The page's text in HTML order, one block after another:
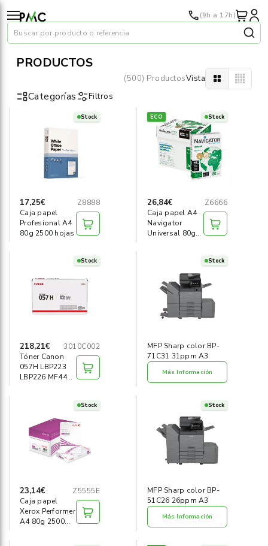
Papel ›
Material oficina ›
Tinta y tóner
Informática
Mobiliario ›
Seguridad ›
(9h a 17h)
Buscar por producto o referencia
PRODUCTOS
Categorías Filtros
(500) ProductosVista
Stock
17,25€
Z8888
Caja papel
Profesional A4
80g 2500 hojas
ECO Stock
26,84€
Z6666
Caja papel A4
Navigator
Universal 80g
Stock
218,21€
3010C002
Tóner Canon
057H LBP223
LBP226 MF443
Stock
MFP Sharp color BP-
71C31 31ppm A3
Más Información
Stock
23,14€
Z5555E
Caja papel
Xerox Performer
A4 80g 2500
Stock
MFP Sharp color BP-
51C26 26ppm A3
Más Información